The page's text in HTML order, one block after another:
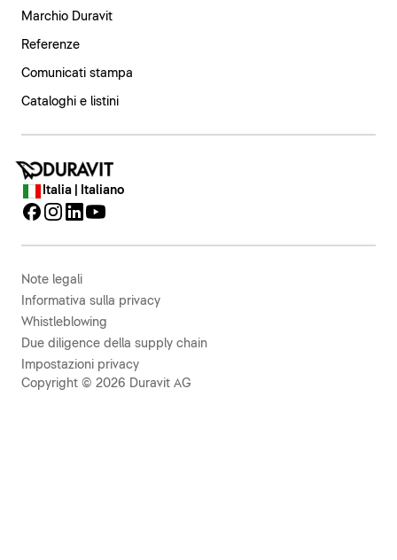
Marchio Duravit
Referenze
Comunicati stampa
Cataloghi e listini
Italia | Italiano
Note legali
Informativa sulla privacy
Whistleblowing
Due diligence della supply chain
Impostazioni privacy
Copyright © 2026 Duravit AG